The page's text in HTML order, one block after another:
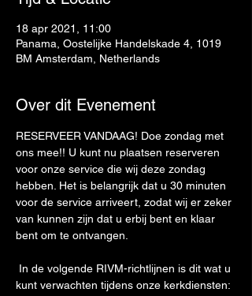
18 apr 2021, 11:00
Panama, Oostelijke Handelskade 4, 1019
BM Amsterdam, Netherlands
Over dit Evenement
RESERVEER VANDAAG! Doe zondag met
ons mee!! U kunt nu plaatsen reserveren
voor onze service die wij deze zondag
hebben. Het is belangrijk dat u 30 minuten
voor de service arriveert, zodat wij er zeker
van kunnen zijn dat u erbij bent en klaar
bent om te ontvangen.
kunt verwachten tijdens onze kerkdiensten: